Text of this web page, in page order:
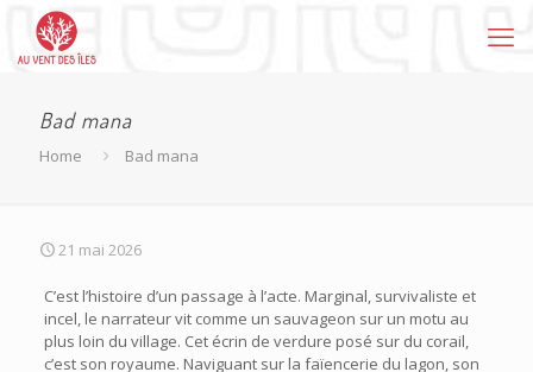
Bad mana
Home Bad mana
21 mai 2026
C’est l’histoire d’un passage à l’acte. Marginal, survivaliste et
incel, le narrateur vit comme un sauvageon sur un motu au
plus loin du village. Cet écrin de verdure posé sur du corail,
c’est son royaume. Naviguant sur la faïencerie du lagon, son